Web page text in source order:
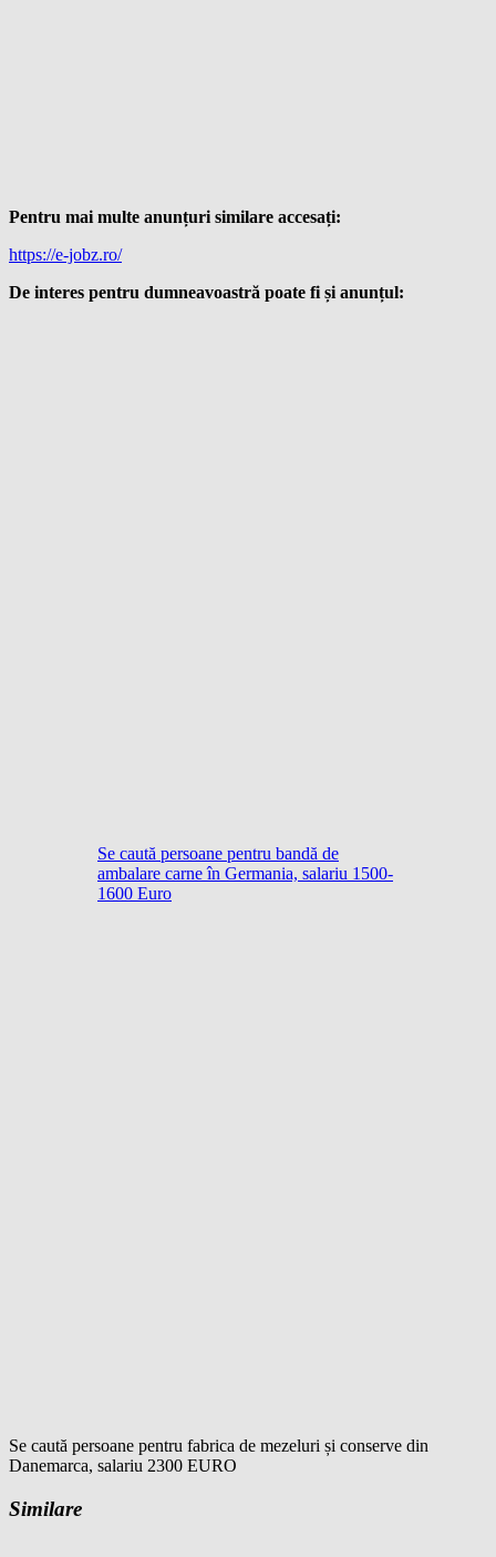
Pentru mai multe anunțuri similare accesați:
https://e-jobz.ro/
De interes pentru dumneavoastră poate fi și anunțul:
Se caută persoane pentru bandă de
ambalare carne în Germania, salariu 1500-
1600 Euro
Se caută persoane pentru fabrica de mezeluri și conserve din
Danemarca, salariu 2300 EURO
Similare